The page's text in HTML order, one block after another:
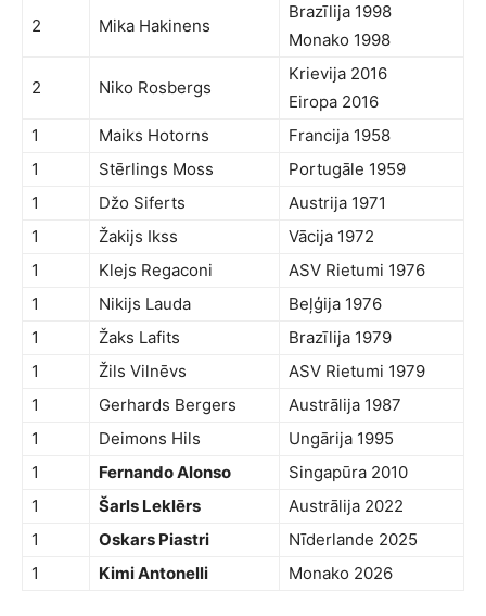
2 Mika Hakinens
Brazīlija 1998
Monako 1998
2 Niko Rosbergs
Krievija 2016
Eiropa 2016
1
Maiks Hotorns
Francija 1958
1
Stērlings Moss
Portugāle 1959
1
Džo Siferts
Austrija 1971
1
Žakijs Ikss
Vācija 1972
1
Klejs Regaconi
ASV Rietumi 1976
1
Nikijs Lauda
Beļģija 1976
1
Žaks Lafits
Brazīlija 1979
1
Žils Vilnēvs
ASV Rietumi 1979
1
Gerhards Bergers
Austrālija 1987
1
Deimons Hils
Ungārija 1995
1
Fernando Alonso
Singapūra 2010
1
Šarls Leklērs
Austrālija 2022
1
Oskars Piastri
Nīderlande 2025
1
Kimi Antonelli Monako 2026